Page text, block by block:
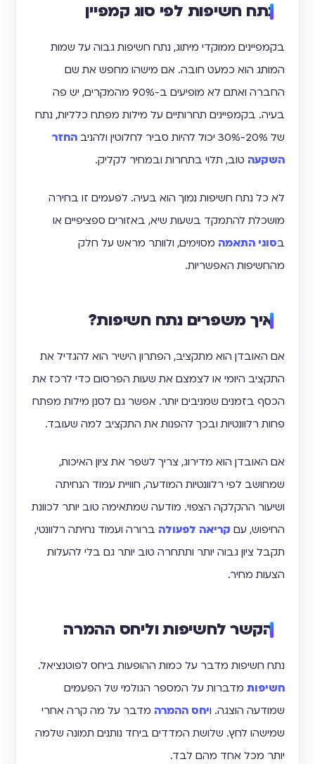
נתח חשיפות לפי סוג קמפיין
בקמפיינים ממוקדי מיתוג, נתח חשיפות גבוה על שמות
המותג הוא כמעט חובה. אם מישהו מחפש את שם
החברה ואתם לא מופיעים ב-90% מהמקרים, יש פה
בעיה. בקמפיינים תחרותיים על מילות מפתח כלליות, נתח
של 20%-30% יכול להיות סביר לחלוטין ולהניב
החזר
השקעה טוב, תלוי בתחרות ובמחיר לקליק.
לא כל נתח חשיפות נמוך הוא בעיה. לפעמים זו בחירה
מושכלת להתמקד בשעות שיא, באזורים ספציפיים או
בסוגי התאמה מסוימים, ולוותר מראש על חלק
מהחשיפות האפשריות.
איך משפרים נתח חשיפות?
אם האובדן הוא מתקציב, הפתרון הישיר הוא להגדיל את
התקציב היומי או לצמצם את שעות הפרסום כדי לרכז את
הכסף בזמנים שמניבים יותר. אפשר גם לסנן מילות מפתח
פחות רלוונטיות ובכך להפנות את התקציב למה שעובד.
אם האובדן הוא מדירוג, צריך לשפר את ציון האיכות,
שמחושב לפי רלוונטיות המודעה, חוויית עמוד הנחיתה
ושיעור ההקלקה הצפוי. מודעה שמתאימה טוב יותר לכוונת
החיפוש, עם קריאה לפעולה ברורה ועמוד נחיתה רלוונטי,
תקבל ציון גבוה יותר ותתחרה טוב יותר גם בלי להעלות
הצעות מחיר.
הקשר לחשיפות וליחס ההמרה
נתח חשיפות מדבר על כמות ההופעות ביחס לפוטנציאל.
חשיפות מדברות על המספר הגולמי של הפעמים
שמודעה הוצגה. ויחס ההמרה מדבר על מה קרה אחרי
שמישהו לחץ. שלושת המדדים ביחד נותנים תמונה שלמה
יותר מכל אחד מהם לבד.